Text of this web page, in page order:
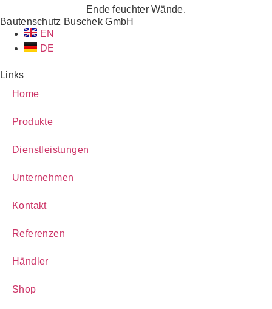
Bautenschutz Buschek GmbH
EN
DE
Links
Home
Produkte
Dienstleistungen
Unternehmen
Kontakt
Referenzen
Händler
Shop